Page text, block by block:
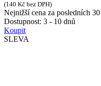
(140 Kč bez DPH)
Nejnižší cena za posledních
Dostupnost: 3 - 10 dnů
Koupit
SLEVA